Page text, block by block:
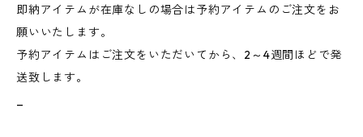
即納アイテムが在庫なしの場合は予約アイテムのご注文をお
願いいたします。
予約アイテムはご注文をいただいてから、2～4週間ほどで発
送致します。